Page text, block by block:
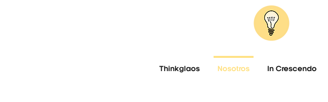
Thinkglaos Nosotros In Crescendo